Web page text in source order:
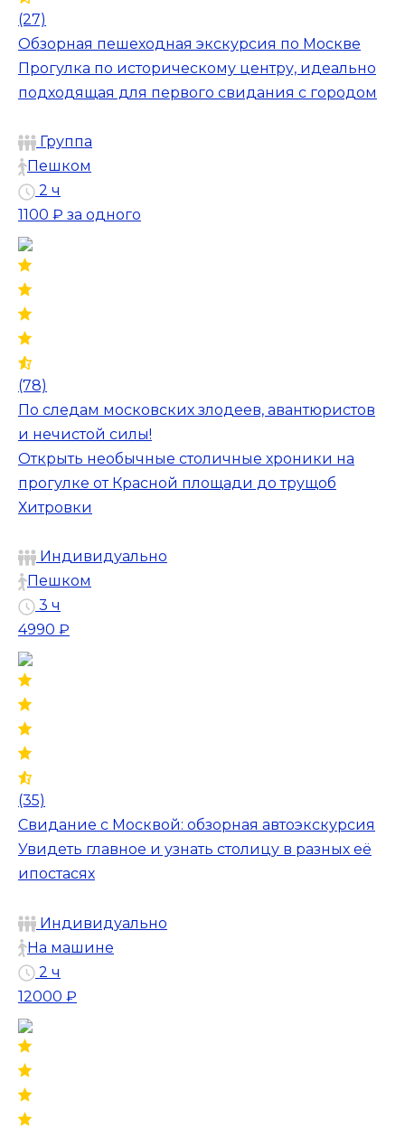
(27)
Обзорная пешеходная экскурсия по Москве
Прогулка по историческому центру, идеально
подходящая для первого свидания с городом
Группа
Пешком
2 ч
1100 ₽ за одного
(78)
По следам московских злодеев, авантюристов
и нечистой силы!
Открыть необычные столичные хроники на
прогулке от Красной площади до трущоб
Хитровки
Индивидуально
Пешком
3 ч
4990 ₽
(35)
Свидание с Москвой: обзорная автоэкскурсия
Увидеть главное и узнать столицу в разных её
ипостасях
Индивидуально
На машине
2 ч
12000 ₽